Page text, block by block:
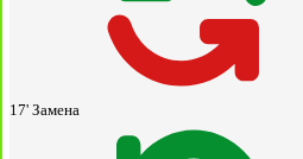
17' Замена